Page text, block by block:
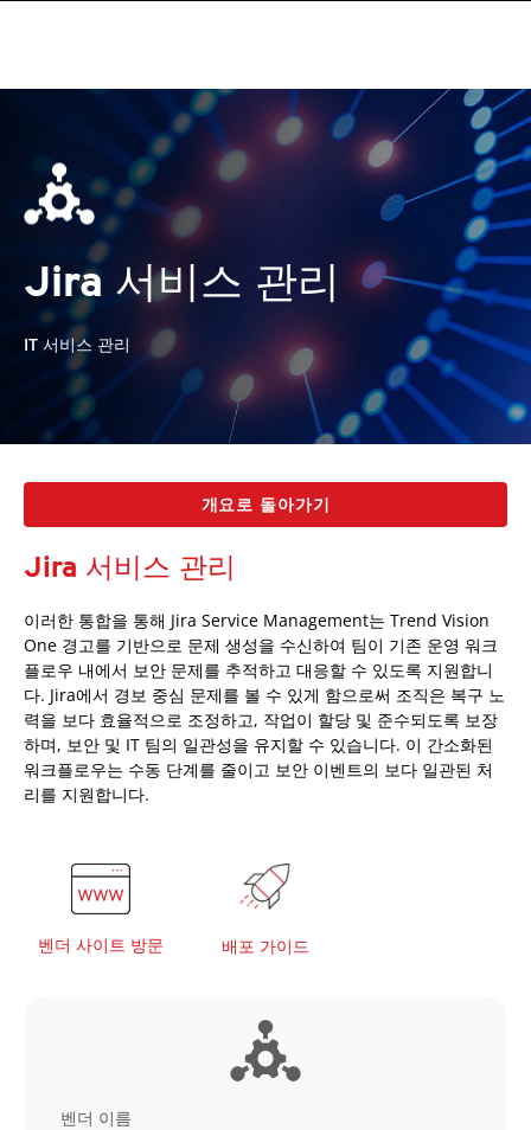
Jira 서비스 관리
IT 서비스 관리
개요로 돌아가기
Jira 서비스 관리
이러한 통합을 통해 Jira Service Management는 Trend Vision
One 경고를 기반으로 문제 생성을 수신하여 팀이 기존 운영 워크
플로우 내에서 보안 문제를 추적하고 대응할 수 있도록 지원합니
다. Jira에서 경보 중심 문제를 볼 수 있게 함으로써 조직은 복구 노
력을 보다 효율적으로 조정하고, 작업이 할당 및 준수되도록 보장
하며, 보안 및 IT 팀의 일관성을 유지할 수 있습니다. 이 간소화된
워크플로우는 수동 단계를 줄이고 보안 이벤트의 보다 일관된 처
리를 지원합니다.
벤더 사이트 방문 배포 가이드
벤더 이름